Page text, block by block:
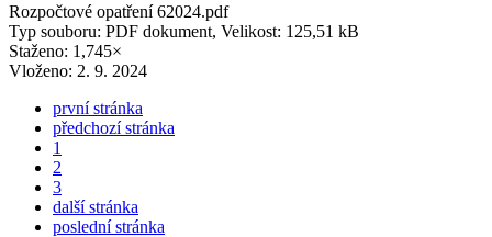
Rozpočtové opatření 62024.pdf
Typ souboru: PDF dokument, Velikost: 125,51 kB
Staženo: 1,745×
Vloženo: 2. 9. 2024
první stránka
předchozí stránka
1
2
3
další stránka
poslední stránka